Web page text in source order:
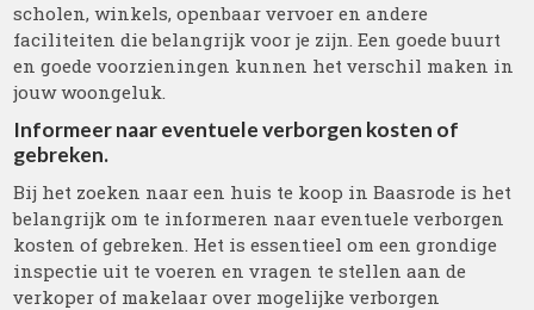
scholen, winkels, openbaar vervoer en andere
faciliteiten die belangrijk voor je zijn. Een goede buurt
en goede voorzieningen kunnen het verschil maken in
jouw woongeluk.
Informeer naar eventuele verborgen kosten of
gebreken.
Bij het zoeken naar een huis te koop in Baasrode is het
belangrijk om te informeren naar eventuele verborgen
kosten of gebreken. Het is essentieel om een grondige
inspectie uit te voeren en vragen te stellen aan de
verkoper of makelaar over mogelijke verborgen